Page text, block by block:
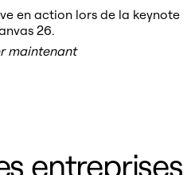
MCP
en action lors de la keynote
26.
maintenant
entreprises